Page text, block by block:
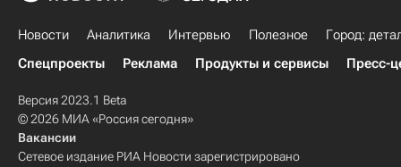
Новости Аналитика Интервью Полезное
Город:
Спецпроекты
Реклама Продукты и сервисы Пресс-
Версия 2023.1 Beta
© 2026 МИА «Россия сегодня»
Вакансии
Сетевое издание РИА Новости зарегистрировано